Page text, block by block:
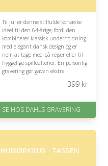
Til jul er denne stilfulde kortæske
ideel til den 64-årige, fordi den
kombinerer klassisk underholdning
med elegant dansk design og er
nem at tage med på rejser eller til
hyggelige spilleaftener. En personlig
gravering gør gaven ekstra
Fremragende Trustpilot rating
399kr
SE HOS DAHLS GRAVERING
HUMØRKRUS - TASSEN